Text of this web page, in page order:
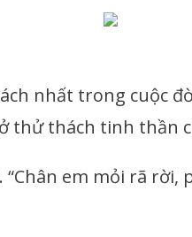
nhất trong cuộc
thử thách tinh thần
em mỏi rã